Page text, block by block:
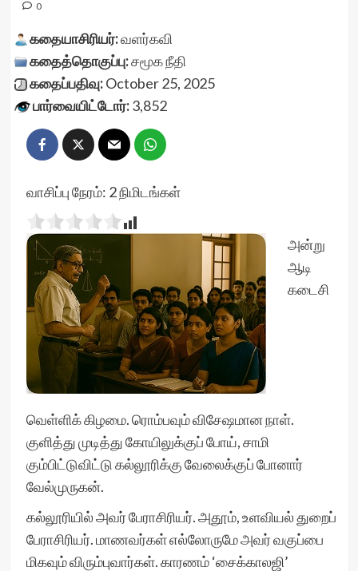
0
கதையாசிரியர்:வளர்கவி
கதைத்தொகுப்பு:சமூக நீதி
கதைப்பதிவு:October 25, 2025
பார்வையிட்டோர்:3,852
வாசிப்பு நேரம்: 2நிமிடங்கள்
அன்று
ஆடி
கடைசி
வெள்ளிக் கிழமை. ரொம்பவும் விசேஷமான நாள்.
குளித்து முடித்து கோயிலுக்குப் போய், சாமி
கும்பிட்டுவிட்டு கல்லூரிக்கு வேலைக்குப் போனார்
வேல்முருகன்.
கல்லூரியில் அவர் பேராசிரியர். அதூம், உளவியல் துறைப்
பேராசிரியர். மாணவர்கள் எல்லோருமே அவர் வகுப்பை
மிகவும் விரும்புவார்கள். காரணம் ‘சைக்காலஜி’